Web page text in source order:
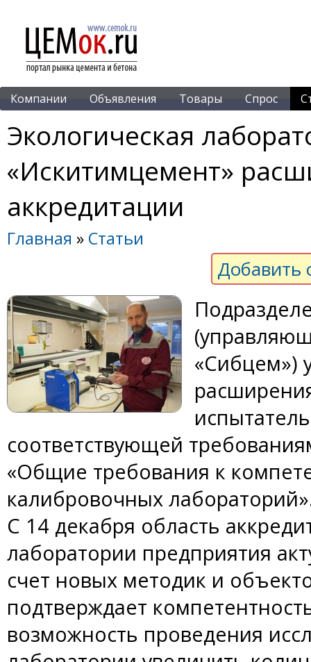
Компании Объявления Товары Спрос
Экологическая
«Искитимцемент»
аккредитации
Главная » Статьи
Добавить
«Сибцем»)
соответствующей
«Общие требования к
калибровочных
С 14 декабря область
лаборатории предприятия
счет новых методик и
подтверждает
возможность проведения